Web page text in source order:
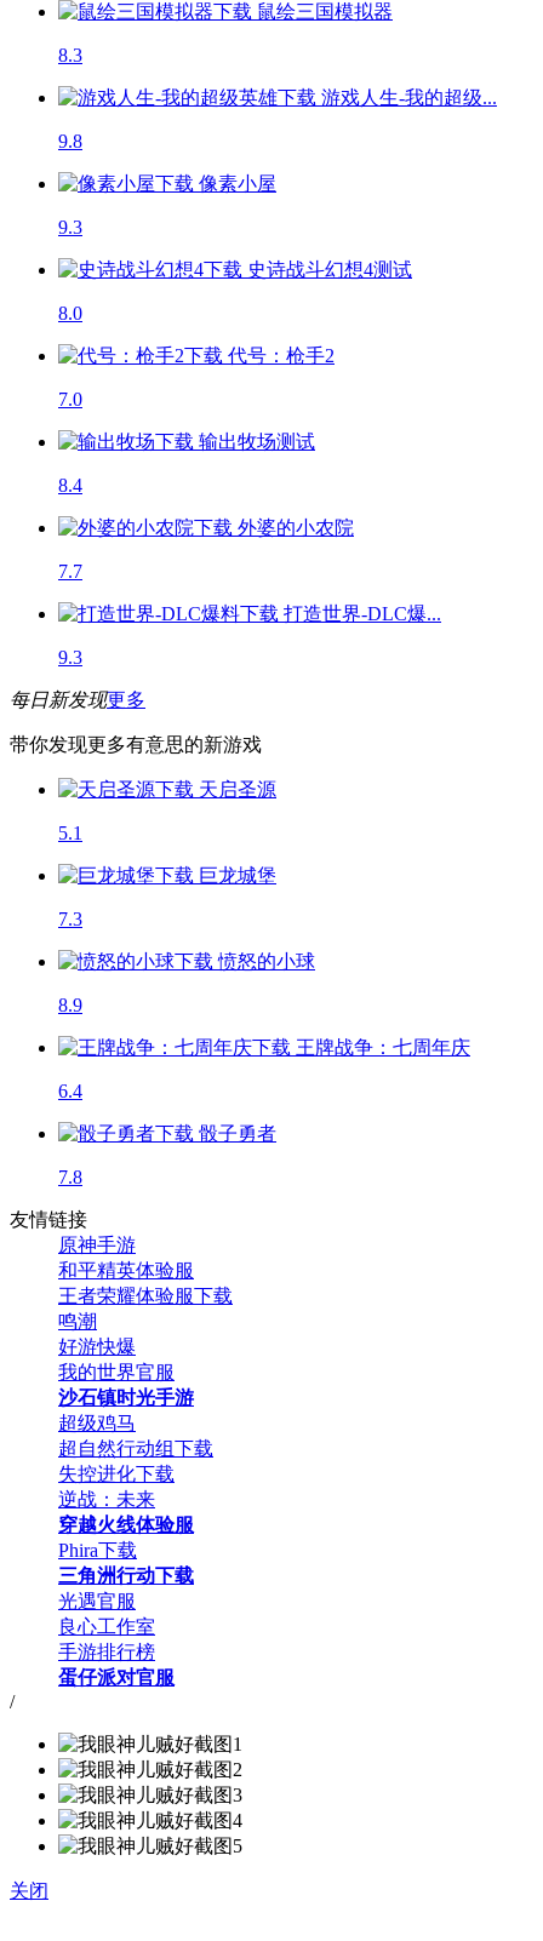
鼠绘三国模拟器
8.3
游戏人生-我的超级...
9.8
像素小屋
9.3
史诗战斗幻想4测试
8.0
代号：枪手2
7.0
输出牧场测试
8.4
外婆的小农院
7.7
打造世界-DLC爆...
9.3
每日新发现更多
带你发现更多有意思的新游戏
天启圣源
5.1
巨龙城堡
7.3
愤怒的小球
8.9
王牌战争：七周年庆
6.4
骰子勇者
7.8
友情链接
原神手游
和平精英体验服
王者荣耀体验服下载
鸣潮
好游快爆
我的世界官服
沙石镇时光手游
超级鸡马
超自然行动组下载
失控进化下载
逆战：未来
穿越火线体验服
Phira下载
三角洲行动下载
光遇官服
良心工作室
手游排行榜
蛋仔派对官服
/
关闭